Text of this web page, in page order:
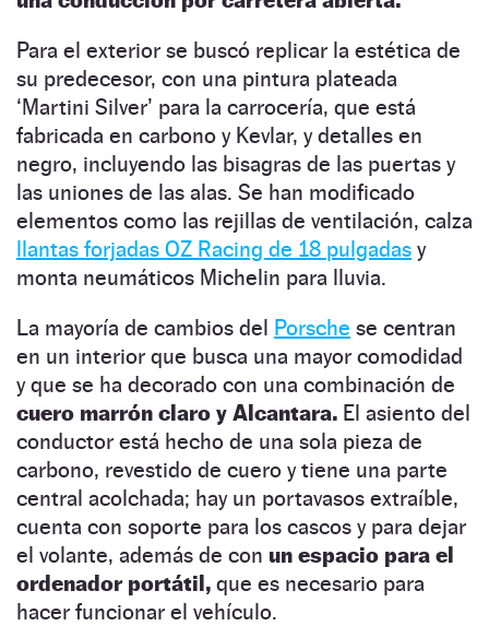
Para el exterior se buscó replicar la estética de
su predecesor, con una pintura plateada
‘Martini Silver’ para la carrocería, que está
fabricada en carbono y Kevlar, y detalles en
negro, incluyendo las bisagras de las puertas y
las uniones de las alas. Se han modificado
elementos como las rejillas de ventilación, calza
llantas forjadas OZ Racing de 18 pulgadas y
monta neumáticos Michelin para lluvia.
La mayoría de cambios del Porsche se centran
en un interior que busca una mayor comodidad
y que se ha decorado con una combinación de
cuero marrón claro y Alcantara. El asiento del
conductor está hecho de una sola pieza de
carbono, revestido de cuero y tiene una parte
central acolchada; hay un portavasos extraíble,
cuenta con soporte para los cascos y para dejar
el volante, además de con un espacio para el
ordenador portátil, que es necesario para
hacer funcionar el vehículo.